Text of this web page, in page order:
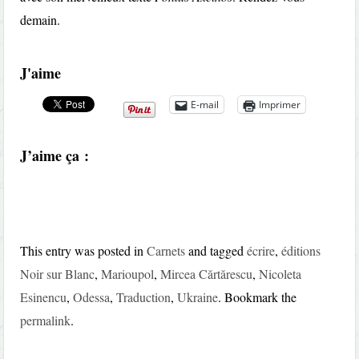
demain.
J'aime
E-mail Imprimer
J’aime ça :
This entry was posted inCarnetsand taggedécrire,éditions
Noir sur Blanc,Marioupol,Mircea Cărtărescu,Nicoleta
Esinencu,Odessa,Traduction,Ukraine. Bookmark the
permalink.